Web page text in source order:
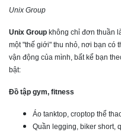
Unix Group
Unix Group không chỉ đơn thuần
một "thế giới" thu nhỏ, nơi bạn có
vận động của mình, bất kể bạn
bật:
Đồ tập gym, fitness
Áo tanktop, croptop thể
Quần legging, biker short,